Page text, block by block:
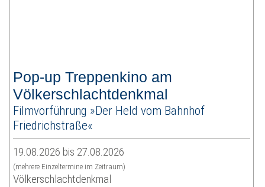
Pop-up Treppenkino am
Völkerschlachtdenkmal
Filmvorführung »Der Held vom Bahnhof
Friedrichstraße«
19.08.2026 bis 27.08.2026
(mehrere Einzeltermine im Zeitraum)
Völkerschlachtdenkmal